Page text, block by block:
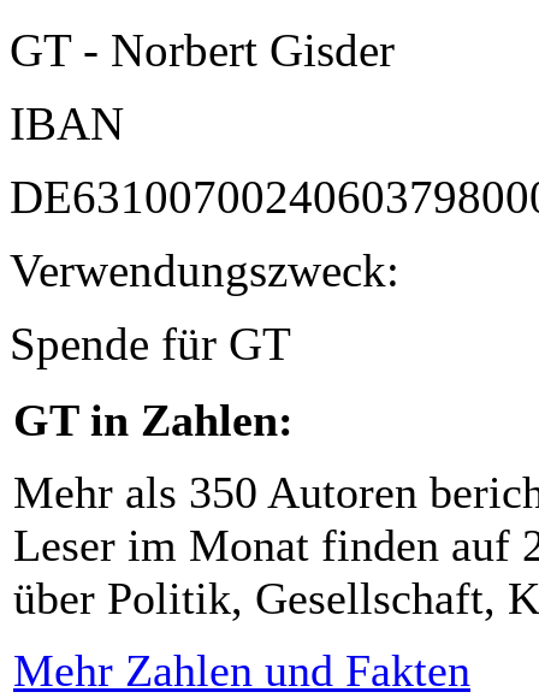
GT - Norbert Gisder
IBAN
Verwendungszweck:
Spende für GT
GT in Zahlen:
Mehr als 350 Autoren
Leser im Monat finden auf
über Politik, Gesellschaft,
Mehr Zahlen und Fakten